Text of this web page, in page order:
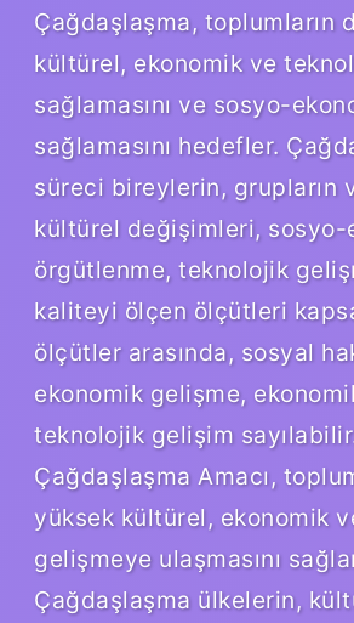
Çağdaşlaşma, toplumların
kültürel, ekonomik ve
sağlamasını ve sosyo-
sağlamasını hedefler.
süreci bireylerin, grupların
kültürel değişimleri, sosyo-
örgütlenme, teknolojik
kaliteyi ölçen ölçütleri
ölçütler arasında, sosyal
ekonomik gelişme,
teknolojik gelişim
Çağdaşlaşma Amacı,
yüksek kültürel, ekonomik
gelişmeye ulaşmasını
Çağdaşlaşma ülkelerin,